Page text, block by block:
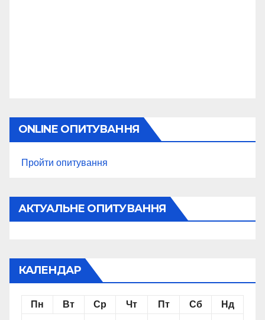
ONLINE ОПИТУВАННЯ
Пройти опитування
АКТУАЛЬНЕ ОПИТУВАННЯ
КАЛЕНДАР
Пн Вт Ср Чт Пт Сб Нд